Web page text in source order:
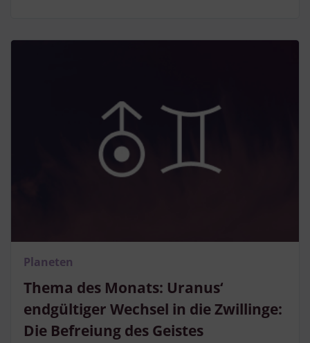
Thema des Monats: Uranus‘
endgültiger Wechsel in die Zwillinge:
Die Befreiung des Geistes
Planeten